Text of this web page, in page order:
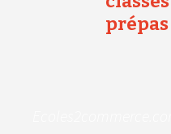
prépas